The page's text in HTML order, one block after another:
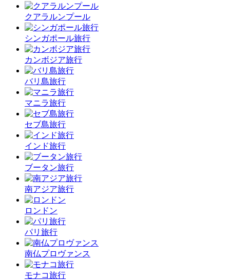
クアラルンプール
シンガポール旅行
カンボジア旅行
バリ島旅行
マニラ旅行
セブ島旅行
インド旅行
ブータン旅行
南アジア旅行
ロンドン
パリ旅行
南仏プロヴァンス
モナコ旅行